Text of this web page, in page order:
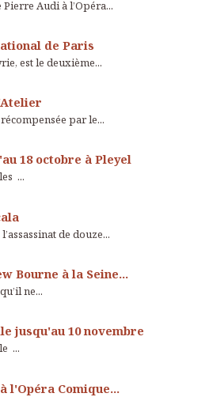
Audi à l’Opéra...
de Paris
est le deuxième...
par le...
18 octobre à Pleyel
...
de douze...
Bourne à la Seine...
ne...
jusqu'au 10 novembre
...
l'Opéra Comique...